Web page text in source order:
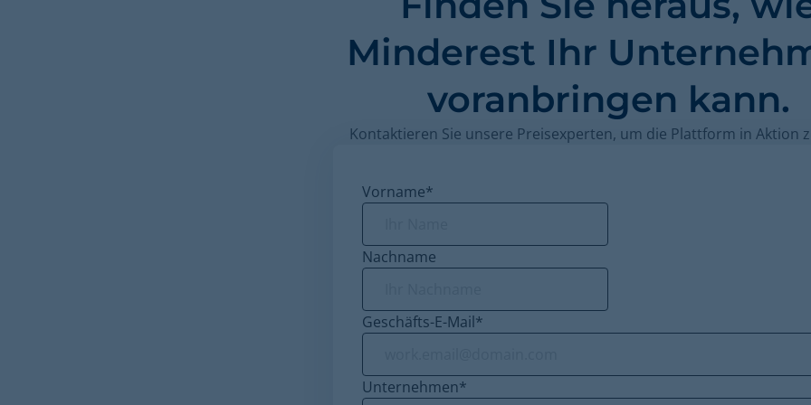
Minderest Ihr
voranbringen kann.
Kontaktieren Sie unsere Preisexperten, um die Plattform in Aktion
Vorname*
Nachname
Geschäfts-E-Mail*
Unternehmen*